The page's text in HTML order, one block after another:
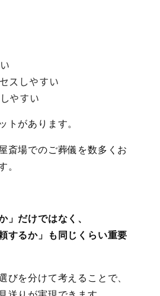
スしやすい
やすい
トがあります。
斎場でのご葬儀を数多くお
。
」だけではなく、
するか」も同じくらい重要
びを分けて考えることで、